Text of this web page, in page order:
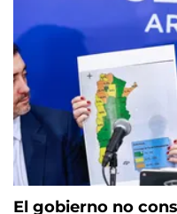
El gobierno no